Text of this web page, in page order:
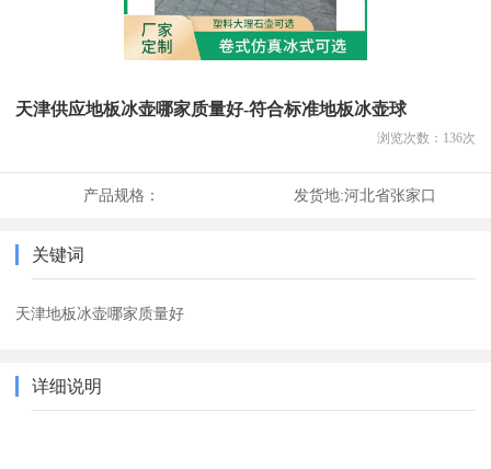
天津供应地板冰壶哪家质量好-符合标准地板冰壶球
浏览次数： 136次
产品规格： 发货地:河北省张家口
关键词
天津地板冰壶哪家质量好
详细说明